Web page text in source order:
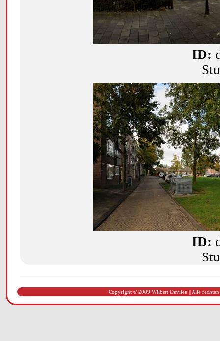
ID:
ID:
Copyright © 2009 Wilbert Devilee || Alle